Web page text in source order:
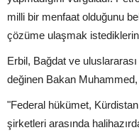
milli bir menfaat olduğunu
çözüme ulaşmak
Erbil, Bağdat ve
değinen Bakan Muhammed,
"Federal hükümet,
şirketleri arasında